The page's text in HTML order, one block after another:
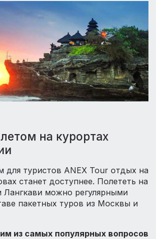
на курортах
для туристов ANEX Tour отдых на
станет доступнее. Полететь на
Лангкави можно регулярными
пакетных туров из Москвы и
из самых популярных вопросов